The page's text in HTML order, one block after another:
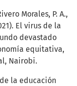
Morales, P. A.,
El virus de la
devastado
equitativa,
Nairobi.
la educación